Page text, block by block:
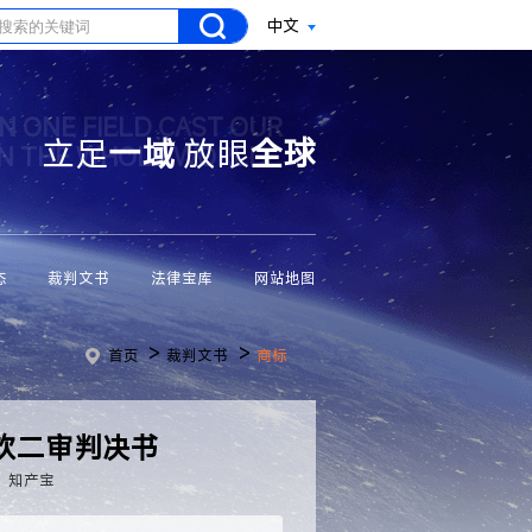
中文
ONE FIELD CAST OUR
THE WHOLE WORLD
立足一域放眼全球
裁判文书 法律宝库 网站地图
首页 >裁判文书 >商标
二审判决书
知产宝